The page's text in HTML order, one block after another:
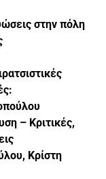
στην πόλη
– Κριτικές,
Κρίστη